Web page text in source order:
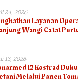
24, 2026
Layanan
Wangi Catat
13, 2026
12 Kostrad
Melalui Panen